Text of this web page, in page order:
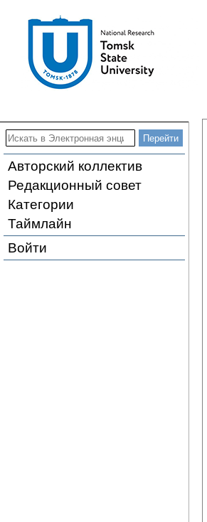
Авторский коллектив
Редакционный совет
Категории
Таймлайн
Войти